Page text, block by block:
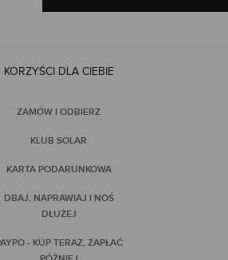
KORZYŚCI DLA CIEBIE
ZAMÓW I ODBIERZ
KLUB SOLAR
KARTA PODARUNKOWA
DBAJ, NAPRAWIAJ I NOŚ
DŁUŻEJ
- KUP TERAZ, ZAPŁAĆ